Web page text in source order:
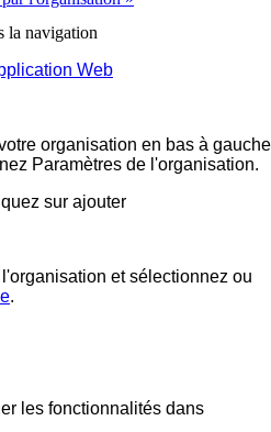
la navigation
Web
organisation en bas à gauche
Paramètres de l'organisation.
sur ajouter
et sélectionnez ou
.
les fonctionnalités dans